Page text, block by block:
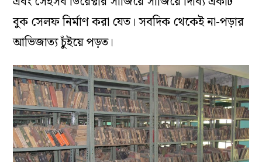
বুক সেলফ নির্মাণ করা যেত। সবদিক থেকেই না-পড়ার
আভিজাত্য চুঁইয়ে পড়ত।